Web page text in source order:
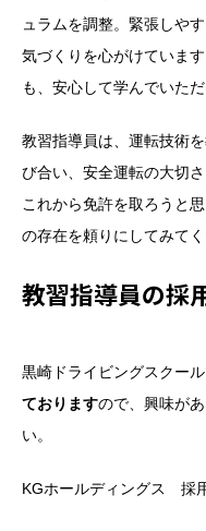
ュラムを調整。緊張しや
気づくりを心がけていま
も、安心して学んでいただ
教習指導員は、運転技術
び合い、安全運転の大切
これから免許を取ろうと
の存在を頼りにしてみてく
教習指導員の採
黒崎ドライビングスクール
ておりますので、興味が
い。
KGホールディングス 採